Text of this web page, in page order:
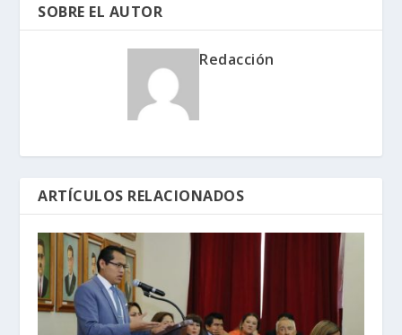
SOBRE EL AUTOR
Redacción
ARTÍCULOS RELACIONADOS